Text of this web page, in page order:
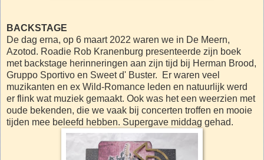
BACKSTAGE
De dag erna, op 6 maart 2022 waren we in De Meern,
Azotod. Roadie Rob Kranenburg presenteerde zijn boek
met backstage herinneringen aan zijn tijd bij Herman Brood,
Gruppo Sportivo en Sweet d' Buster. Er waren veel
muzikanten en ex Wild-Romance leden en natuurlijk werd
er flink wat muziek gemaakt. Ook was het een weerzien met
oude bekenden, die we vaak bij concerten troffen en mooie
tijden mee beleefd hebben. Supergave middag gehad.